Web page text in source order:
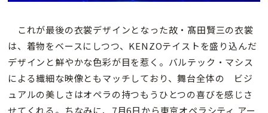
これが最後の衣裳デザインとなった故・髙田賢三の衣裳
は、着物をベースにしつつ、KENZOテイストを盛り込んだ
デザインと鮮やかな色彩が目を惹く。バルテック・マシス
による繊細な映像ともマッチしており、舞台全体の ビジ
ュアルの美しさはオペラの持つもうひとつの喜びを感じさ
せてくれる。ちなみに、7月6日から東京オペラシティ アー